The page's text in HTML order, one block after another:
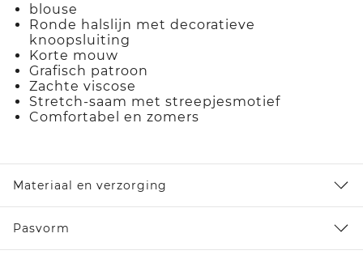
blouse
Ronde halslijn met decoratieve
knoopsluiting
Korte mouw
Grafisch patroon
Zachte viscose
Stretch-saam met streepjesmotief
Comfortabel en zomers
Materiaal en verzorging
Pasvorm